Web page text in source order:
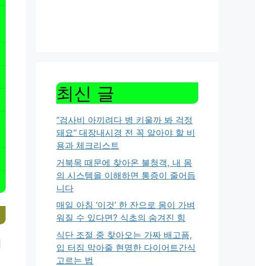
최신 글
“검사비 아끼려다 병 키울까 봐 걱정
돼요” 대장내시경 전 꼭 알아야 할 비
용과 체크리스트
거북목 때문에 찾아온 불청객, 내 몸
의 시스템을 이해하면 통증이 줄어듭
니다
매일 아침 ‘이것’ 한 잔으로 몸이 가벼
워질 수 있다면? 식초의 숨겨진 힘
식단 조절 중 찾아오는 가짜 배고픔,
입 터짐 막아줄 현명한 다이어트간식
고르는 법